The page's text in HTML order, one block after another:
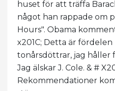
huset för att träffa
något han rappade om
Hours". Obama
x201C; Detta är
tonårsdöttrar, jag håller
Jag älskar J. Cole. & #
Rekommendationer